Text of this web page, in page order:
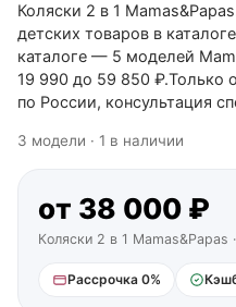
Коляски 2 в 1
детских товаров в
каталоге — 5 моделей
19 990 до 59 850 ₽.Только
по России, консультация
3 модели · 1 в наличии
от 38 000 ₽
Коляски 2 в 1 Mamas&Papas
Рассрочка 0%